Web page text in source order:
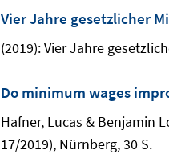
Vier Jahre gesetzlicher
(2019): Vier Jahre
Do minimum wages
Hafner, Lucas & Benjamin
17/2019), Nürnberg, 30 S.